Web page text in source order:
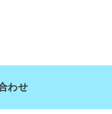
わせ